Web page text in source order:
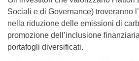
Sociali e di Governance) troveranno
nella riduzione delle emissioni di
promozione dell’inclusione
portafogli diversificati.